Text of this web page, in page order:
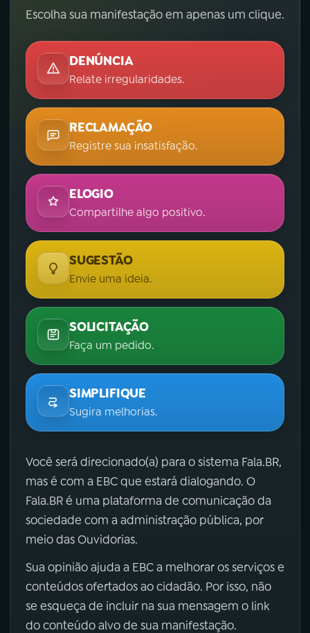
Escolha sua manifestação em apenas um clique.
DENÚNCIA
Relate irregularidades.
RECLAMAÇÃO
Registre sua insatisfação.
ELOGIO
Compartilhe algo positivo.
SUGESTÃO
Envie uma ideia.
SOLICITAÇÃO
Faça um pedido.
SIMPLIFIQUE
Sugira melhorias.
Você será direcionado(a) para o sistema Fala.BR,
mas é com a EBC que estará dialogando. O
Fala.BR é uma plataforma de comunicação da
sociedade com a administração pública, por
meio das Ouvidorias.
Sua opinião ajuda a EBC a melhorar os serviços e
conteúdos ofertados ao cidadão. Por isso, não
se esqueça de incluir na sua mensagem o link
do conteúdo alvo de sua manifestação.